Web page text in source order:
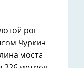
рог
Чуркин.
моста